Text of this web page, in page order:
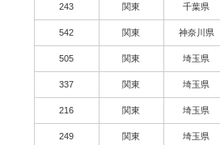
243 関東 千葉県
542 関東 神奈川県
505 関東 埼玉県
337 関東 埼玉県
216 関東 埼玉県
249 関東 埼玉県